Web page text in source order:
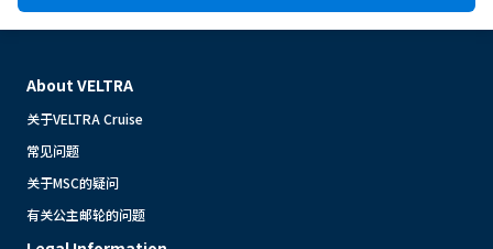
About VELTRA
关于VELTRA Cruise
常见问题
关于MSC的疑问
有关公主邮轮的问题